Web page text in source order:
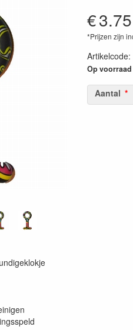
€3.75
*Prijzen zijn
Artikelcode:
Op voorraad
Aantal